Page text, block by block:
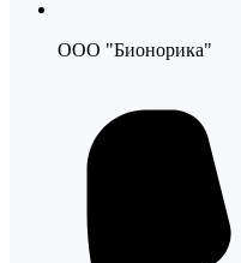
ООО "Бионорика"